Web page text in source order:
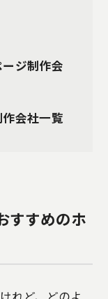
ジ制作会
会社一覧
すすめのホ